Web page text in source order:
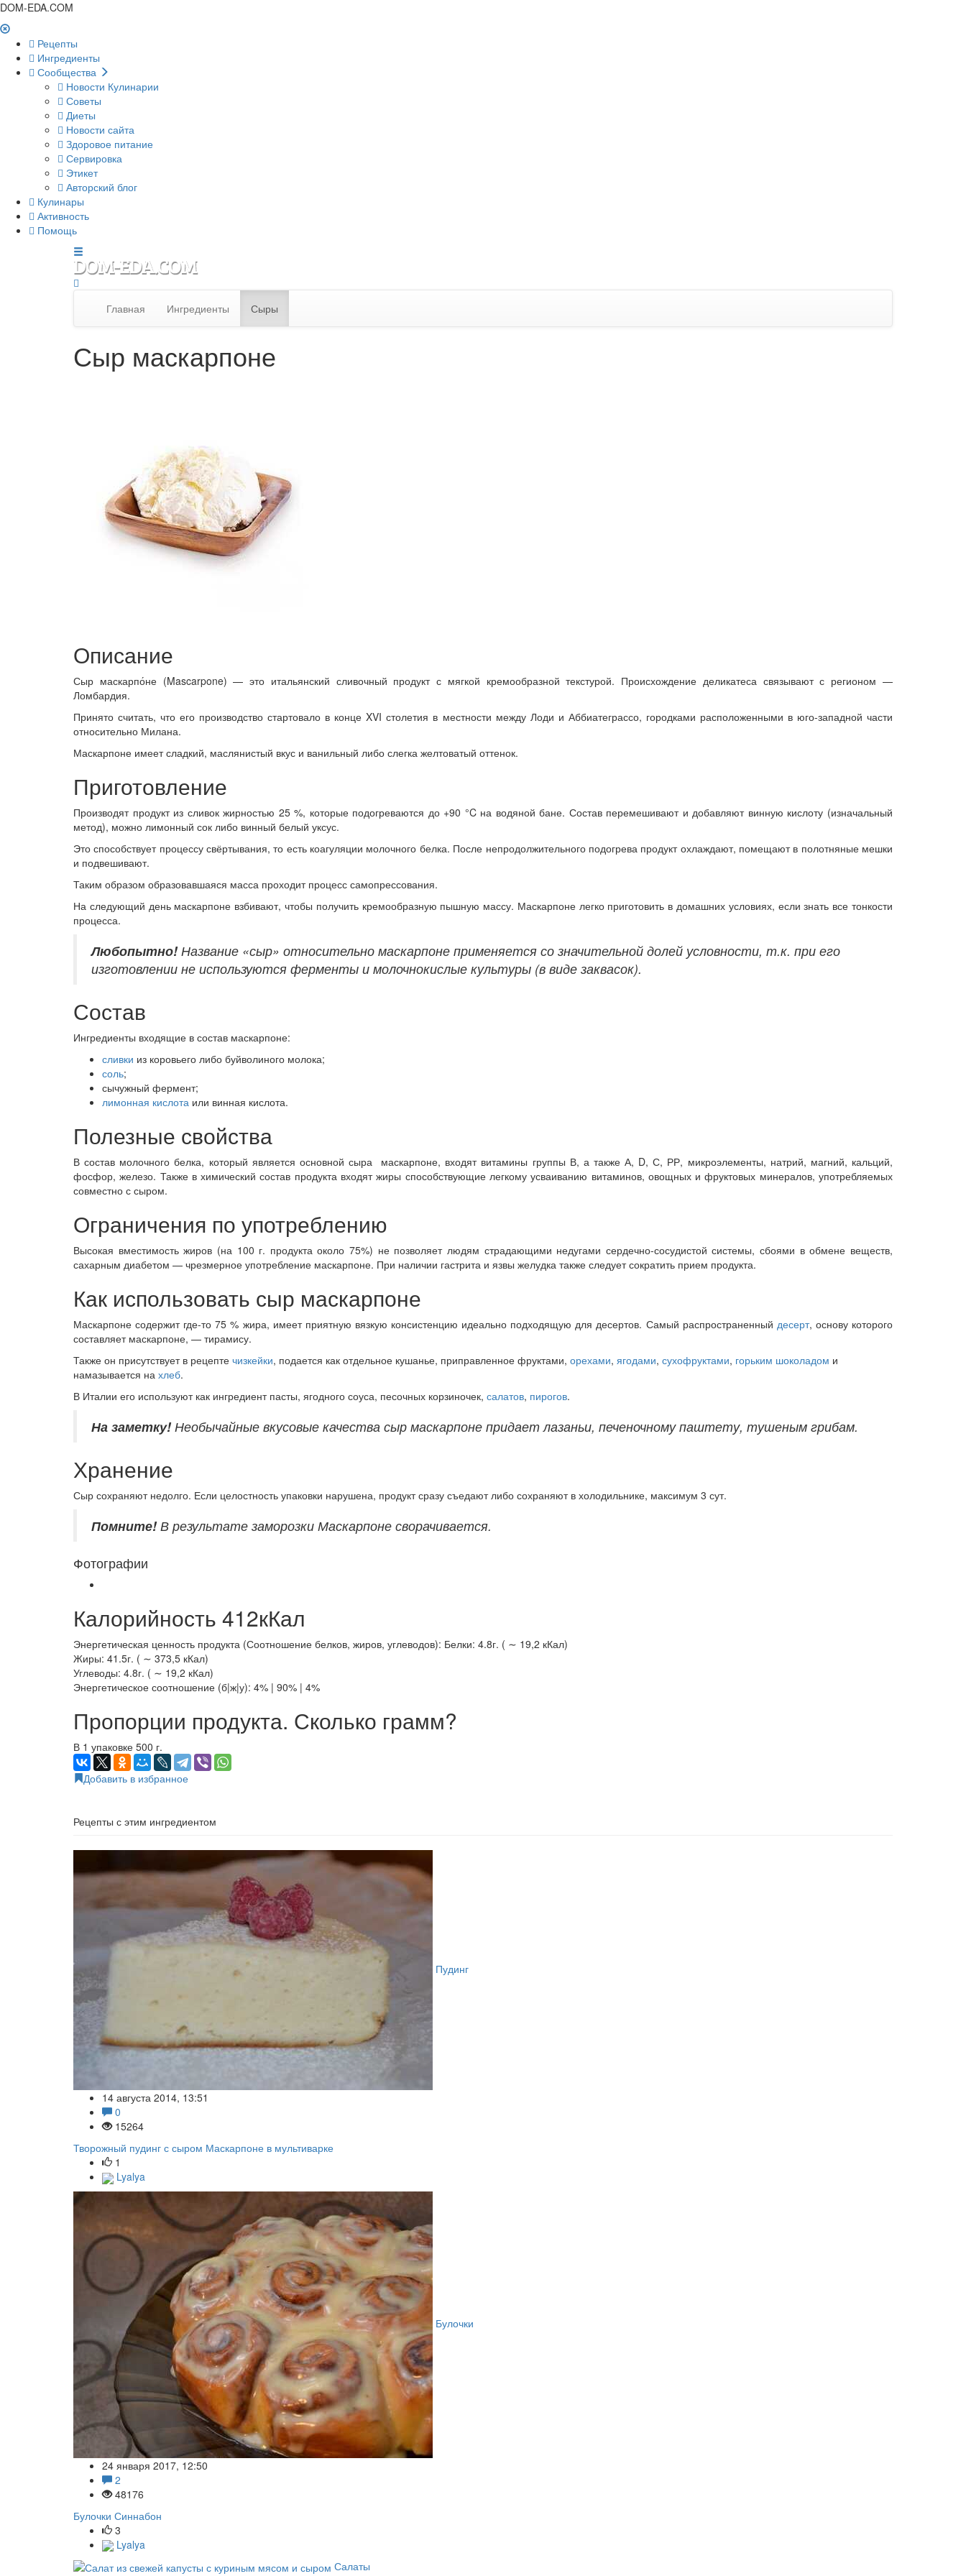
DOM-EDA.COM
Рецепты
Ингредиенты
Сообщества
Новости Кулинарии
Советы
Диеты
Новости сайта
Здоровое питание
Сервировка
Этикет
Авторский блог
Кулинары
Активность
Помощь
Главная Ингредиенты Сыры
Сыр маскарпоне
Описание
Сыр маскарпо́не (Mascarpone) — это итальянский сливочный продукт с мягкой кремообразной текстурой. Происхождение деликатеса связывают с регионом —
Ломбардия.
Принято считать, что его производство стартовало в конце XVI столетия в местности между Лоди и Аббиатеграссо, городками расположенными в юго-западной части
относительно Милана.
Маскарпоне имеет сладкий, маслянистый вкус и ванильный либо слегка желтоватый оттенок.
Приготовление
Производят продукт из сливок жирностью 25 %, которые подогреваются до +90 °C на водяной бане. Состав перемешивают и добавляют винную кислоту (изначальный
метод), можно лимонный сок либо винный белый уксус.
Это способствует процессу свёртывания, то есть коагуляции молочного белка. После непродолжительного подогрева продукт охлаждают, помещают в полотняные мешки
и подвешивают.
Таким образом образовавшаяся масса проходит процесс самопрессования.
На следующий день маскарпоне взбивают, чтобы получить кремообразную пышную массу. Маскарпоне легко приготовить в домашних условиях, если знать все тонкости
процесса.
Любопытно!Название «сыр» относительно маскарпоне применяется со значительной долей условности, т.к. при его
изготовлении не используются ферменты и молочнокислые культуры (в виде заквасок).
Состав
Ингредиенты входящие в состав маскарпоне:
сливки из коровьего либо буйволиного молока;
соль;
сычужный фермент;
лимонная кислота или винная кислота.
Полезные свойства
В состав молочного белка, который является основной сыра маскарпоне, входят витамины группы В, а также А, D, С, РР, микроэлементы, натрий, магний, кальций,
фосфор, железо. Также в химический состав продукта входят жиры способствующие легкому усваиванию витаминов, овощных и фруктовых минералов, употребляемых
совместно с сыром.
Ограничения по употреблению
Высокая вместимость жиров (на 100 г. продукта около 75%) не позволяет людям страдающими недугами сердечно-сосудистой системы, сбоями в обмене веществ,
сахарным диабетом — чрезмерное употребление маскарпоне. При наличии гастрита и язвы желудка также следует сократить прием продукта.
Как использовать сыр маскарпоне
Маскарпоне содержит где-то 75 % жира, имеет приятную вязкую консистенцию идеально подходящую для десертов. Самый распространенный десерт, основу которого
составляет маскарпоне, — тирамису.
Также он присутствует в рецепте чизкейки, подается как отдельное кушанье, приправленное фруктами, орехами, ягодами, сухофруктами, горьким шоколадом и
намазывается на хлеб.
В Италии его используют как ингредиент пасты, ягодного соуса, песочных корзиночек, салатов, пирогов.
На заметку!Необычайные вкусовые качества сыр маскарпоне придает лазаньи, печеночному паштету, тушеным грибам.
Хранение
Сыр сохраняют недолго. Если целостность упаковки нарушена, продукт сразу съедают либо сохраняют в холодильнике, максимум 3 сут.
Помните!В результате заморозки Маскарпоне сворачивается.
Фотографии
Калорийность 412кКал
Энергетическая ценность продукта (Соотношение белков, жиров, углеводов): Белки: 4.8г. ( ∼ 19,2 кКал)
Жиры: 41.5г. ( ∼ 373,5 кКал)
Углеводы: 4.8г. ( ∼ 19,2 кКал)
Энергетическое соотношение (б|ж|у): 4% | 90% | 4%
Пропорции продукта. Сколько грамм?
В 1 упаковке 500 г.
Добавить в избранное
Рецепты с этим ингредиентом
Пудинг
14 августа 2014, 13:51
0
15264
Творожный пудинг с сыром Маскарпоне в мультиварке
1
Lyalya
Булочки
24 января 2017, 12:50
2
48176
Булочки Синнабон
3
Lyalya
Салаты